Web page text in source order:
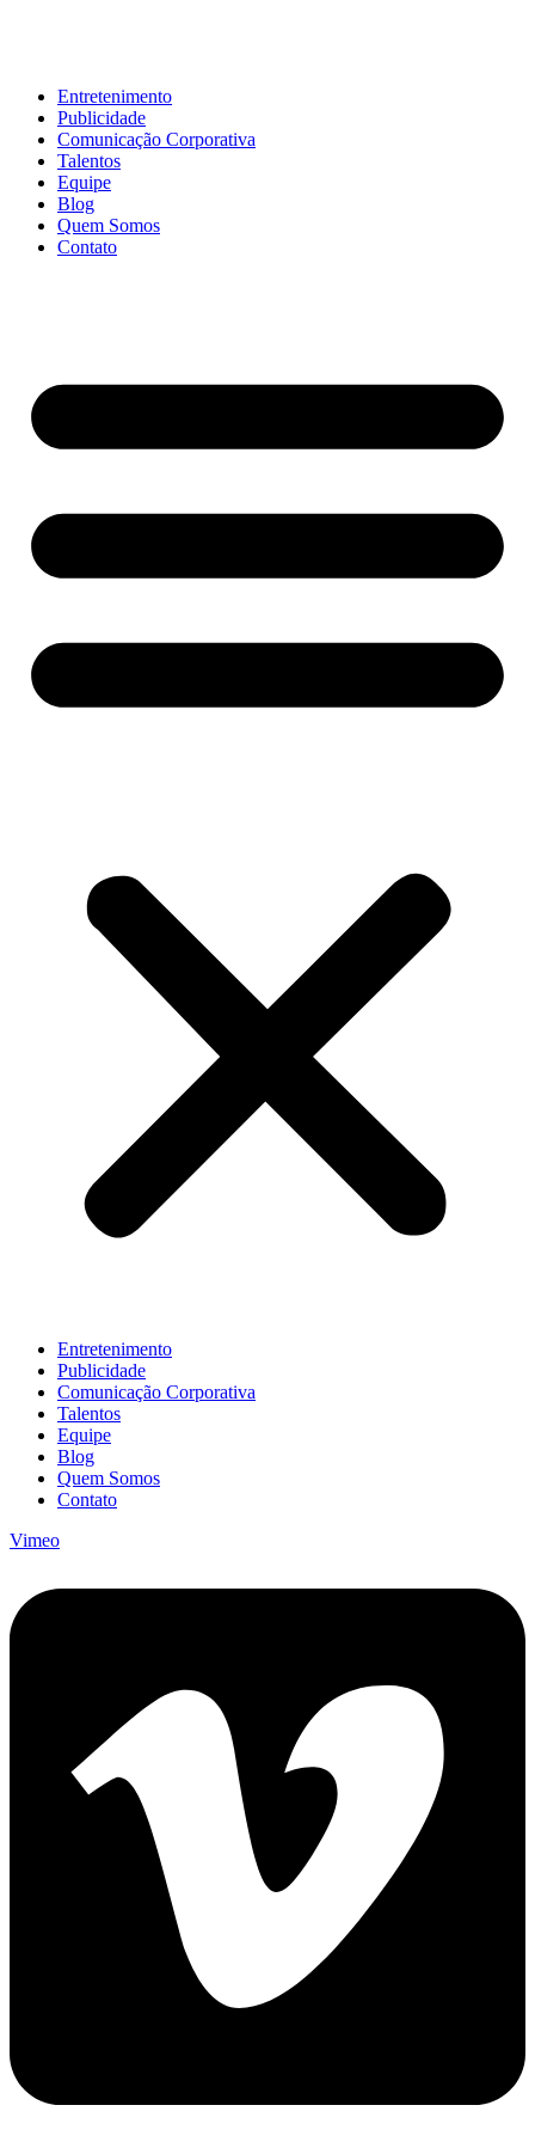
Entretenimento
Publicidade
Comunicação Corporativa
Talentos
Equipe
Blog
Quem Somos
Contato
Entretenimento
Publicidade
Comunicação Corporativa
Talentos
Equipe
Blog
Quem Somos
Contato
Vimeo